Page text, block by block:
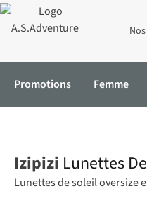
Promotions Femme
Izipizi Lunettes
Lunettes de soleil oversize